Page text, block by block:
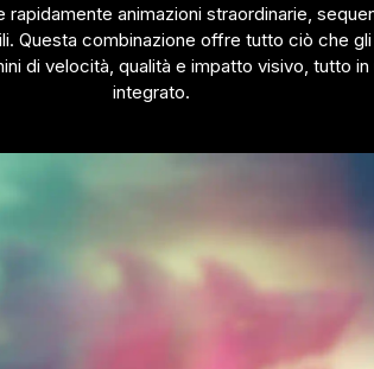
animazioni straordinarie,
Questa combinazione offre tutto ciò che
di velocità, qualità e impatto visivo, tutto
integrato.